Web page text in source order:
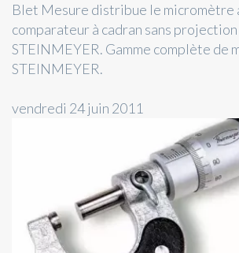
Blet Mesure distribue le micromètre
comparateur à cadran sans
STEINMEYER. Gamme complète de
STEINMEYER.
vendredi 24 juin 2011